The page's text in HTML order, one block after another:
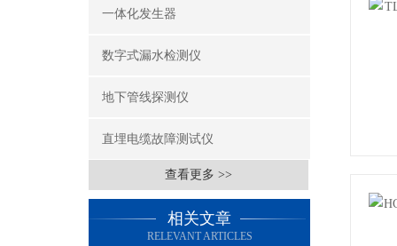
一体化发生器
数字式漏水检测仪
地下管线探测仪
直埋电缆故障测试仪
查看更多 >>
相关文章
RELEVANT ARTICLES